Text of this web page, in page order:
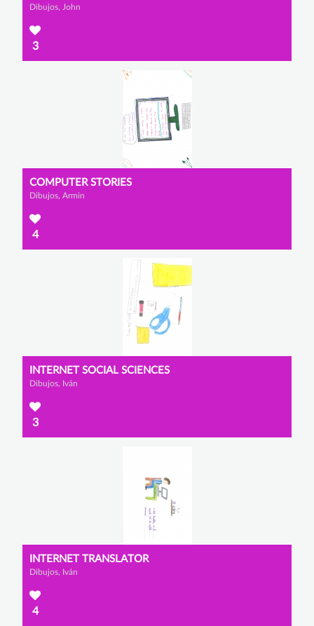
Dibujos, John
3
COMPUTER STORIES
Dibujos, Armin
4
INTERNET SOCIAL SCIENCES
Dibujos, Iván
3
INTERNET TRANSLATOR
Dibujos, Iván
4